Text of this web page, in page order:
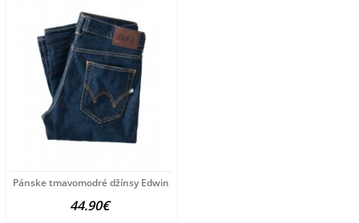
Pánske tmavomodré džínsy Edwin
44.90€